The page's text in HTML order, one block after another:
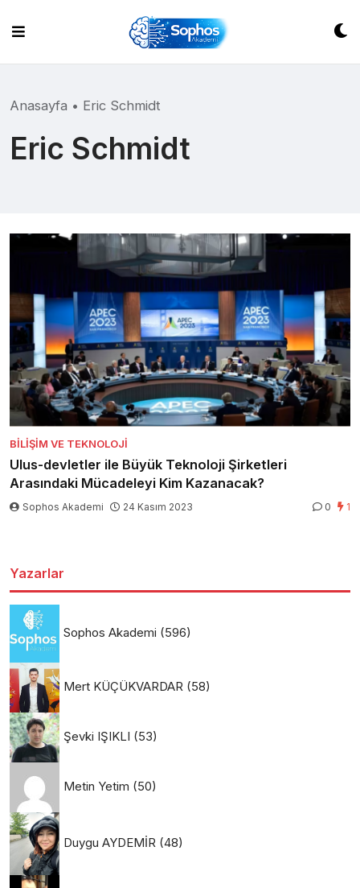
content
Anasayfa • Eric Schmidt
Eric Schmidt
BILIŞIM VE TEKNOLOJI
Ulus-devletler ile Büyük Teknoloji Şirketleri
Arasındaki Mücadeleyi Kim Kazanacak?
Sophos Akademi 24 Kasım 2023 0 1
Yazarlar
Sophos Akademi (596)
Mert KÜÇÜKVARDAR (58)
Şevki IŞIKLI (53)
Metin Yetim (50)
Duygu AYDEMİR (48)